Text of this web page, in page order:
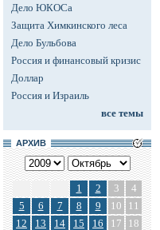
Дело ЮКОСа
Защита Химкинского леса
Дело Бульбова
Россия и финансовый кризис
Доллар
Россия и Израиль
все темы
АРХИВ
1 2 3
4
5
6 7 8 9 10
11
12
13 14 15 16 17
18